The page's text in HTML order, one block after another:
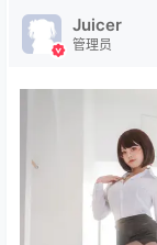
Juicer
管理员